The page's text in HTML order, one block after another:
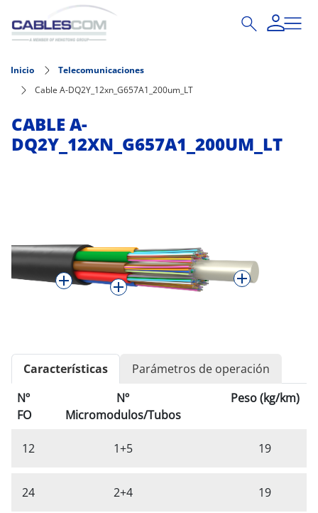
Pasar al contenido principal
Inicio
Telecomunicaciones
Cable A-DQ2Y_12xn_G657A1_200um_LT
CABLE A-
DQ2Y_12XN_G657A1_200UM_LT
Características
Parámetros de operación
Nº
FO
Nº
Micromodulos/Tubos
Peso (kg/km)
12 1+5 19
24 2+4 19